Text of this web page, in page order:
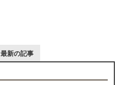
最新の記事